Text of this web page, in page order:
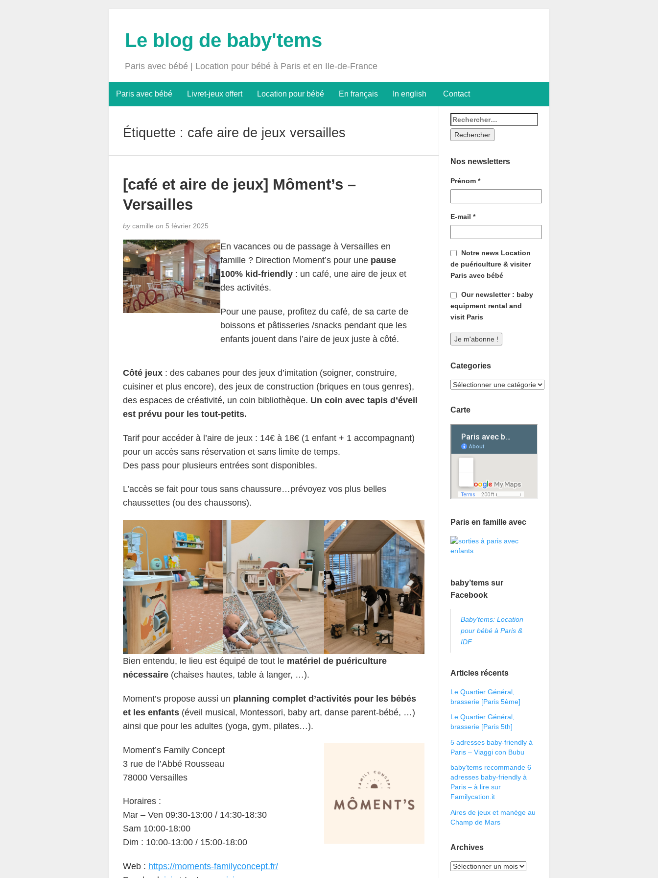
Le blog de baby'tems
Paris avec bébé | Location pour bébé à Paris et en Ile-de-France
Paris avec bébé Livret-jeux offert Location pour bébé En français In english Contact
Étiquette : cafe aire de jeux versailles
[café et aire de jeux] Môment’s –
Versailles
bycamille on 5 février 2025
En vacances ou de passage à Versailles en
famille ? Direction Moment’s pour une pause
100% kid-friendly : un café, une aire de jeux et
des activités.
Pour une pause, profitez du café, de sa carte de
boissons et pâtisseries /snacks pendant que les
enfants jouent dans l’aire de jeux juste à côté.
Côté jeux: des cabanes pour des jeux d’imitation (soigner, construire,
cuisiner et plus encore), des jeux de construction (briques en tous genres),
des espaces de créativité, un coin bibliothèque. Un coin avec tapis d’éveil
est prévu pour les tout-petits.
Tarif pour accéder à l’aire de jeux : 14€ à 18€ (1 enfant + 1 accompagnant)
pour un accès sans réservation et sans limite de temps.
Des pass pour plusieurs entrées sont disponibles.
L’accès se fait pour tous sans chaussure…prévoyez vos plus belles
chaussettes (ou des chaussons).
Bien entendu, le lieu est équipé de tout le matériel de puériculture
nécessaire(chaises hautes, table à langer, …).
Moment’s propose aussi un planning complet d’activités pour les bébés
et les enfants(éveil musical, Montessori, baby art, danse parent-bébé, …)
ainsi que pour les adultes (yoga, gym, pilates…).
Moment’s Family Concept
3 rue de l’Abbé Rousseau
78000 Versailles
Horaires :
Mar – Ven 09:30-13:00 / 14:30-18:30
Sam 10:00-18:00
Dim : 10:00-13:00 / 15:00-18:00
Web : https://moments-familyconcept.fr/
Nos newsletters
Prénom*
E-mail*
Notre news Location
de puériculture & visiter
Paris avec bébé
Our newsletter : baby
equipment rental and
visit Paris
Categories
Carte
Paris en famille avec
baby’tems sur
Facebook
Baby'tems: Location
pour bébé à Paris &
IDF
Articles récents
Le Quartier Général,
brasserie [Paris 5ème]
Le Quartier Général,
brasserie [Paris 5th]
5 adresses baby-friendly à
Paris – Viaggi con Bubu
baby’tems recommande 6
adresses baby-friendly à
Paris – à lire sur
Familycation.it
Aires de jeux et manège au
Champ de Mars
Archives